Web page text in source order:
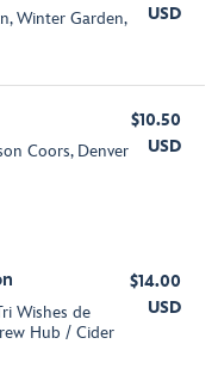
Winter Garden,
USD
Coors, Denver
$10.50
USD
Wishes de
Hub / Cider
$14.00
USD